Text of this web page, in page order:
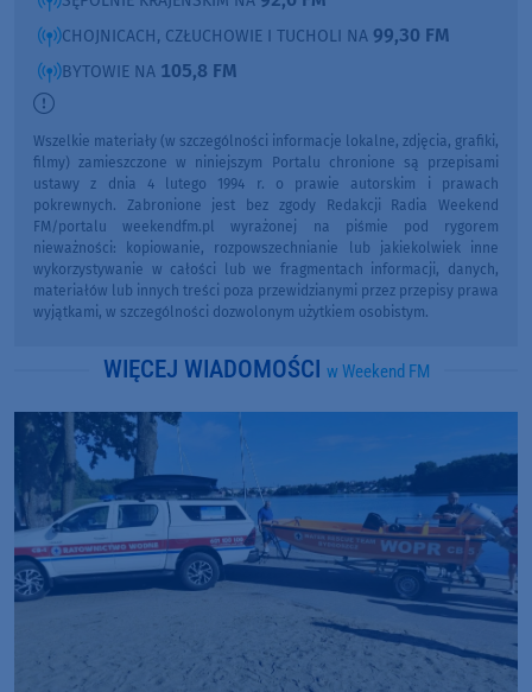
CHOJNICACH, CZŁUCHOWIE I TUCHOLI NA 99,30 FM
BYTOWIE NA 105,8 FM
Wszelkie materiały (w szczególności informacje lokalne, zdjęcia, grafiki,
filmy) zamieszczone w niniejszym Portalu chronione są przepisami
ustawy z dnia 4 lutego 1994 r. o prawie autorskim i prawach
pokrewnych. Zabronione jest bez zgody Redakcji Radia Weekend
FM/portalu weekendfm.pl wyrażonej na piśmie pod rygorem
nieważności: kopiowanie, rozpowszechnianie lub jakiekolwiek inne
wykorzystywanie w całości lub we fragmentach informacji, danych,
materiałów lub innych treści poza przewidzianymi przez przepisy prawa
wyjątkami, w szczególności dozwolonym użytkiem osobistym.
WIĘCEJ WIADOMOŚCI w Weekend FM